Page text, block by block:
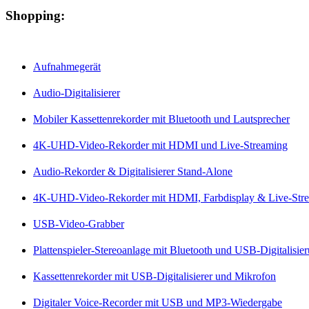
Shopping:
Aufnahmegerät
Audio-Digitalisierer
Mobiler Kassettenrekorder mit Bluetooth und Lautsprecher
4K-UHD-Video-Rekorder mit HDMI und Live-Streaming
Audio-Rekorder & Digitalisierer Stand-Alone
4K-UHD-Video-Rekorder mit HDMI, Farbdisplay & Live-
USB-Video-Grabber
Plattenspieler-Stereoanlage mit Bluetooth und USB-
Kassettenrekorder mit USB-Digitalisierer und Mikrofon
Digitaler Voice-Recorder mit USB und MP3-Wiedergabe